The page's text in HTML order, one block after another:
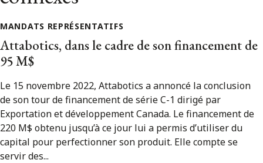
MANDATS REPRÉSENTATIFS
Attabotics, dans le cadre de son financement de
95 M$
Le 15 novembre 2022, Attabotics a annoncé la conclusion
de son tour de financement de série C-1 dirigé par
Exportation et développement Canada. Le financement de
220 M$ obtenu jusqu’à ce jour lui a permis d’utiliser du
capital pour perfectionner son produit. Elle compte se
servir des...